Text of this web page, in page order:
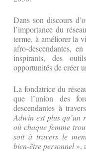
Dans son discours
l’importance du
terme, à améliorer la
afro-descendantes,
inspirants, des
opportunités de créer
La fondatrice du
que l’union des
descendantes à
Adwin est plus qu’un
où chaque femme
soit à travers le
bien-être personnel»,